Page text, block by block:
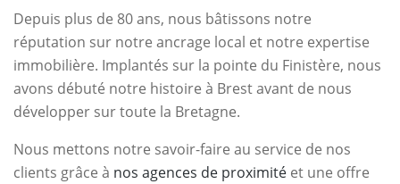
Depuis plus de 80 ans, nous bâtissons notre
réputation sur notre ancrage local et notre expertise
immobilière. Implantés sur la pointe du Finistère, nous
avons débuté notre histoire à Brest avant de nous
développer sur toute la Bretagne.
Nous mettons notre savoir-faire au service de nos
clients grâce à nos agences de proximité et une offre